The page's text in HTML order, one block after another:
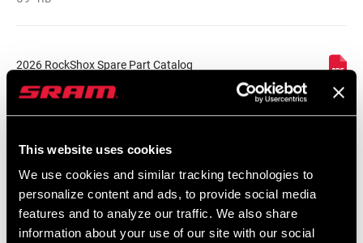
This website uses cookies
We use cookies and similar tracking technologies to
personalize content and ads, to provide social media
features and to analyze our traffic. We also share
information about your use of our site with our social
2026 RockShox Spare Part Catalog
Sprache: English
96 MB
Sicherheitshinweise
95-4018-009-000 Safety Instructions
Suspension